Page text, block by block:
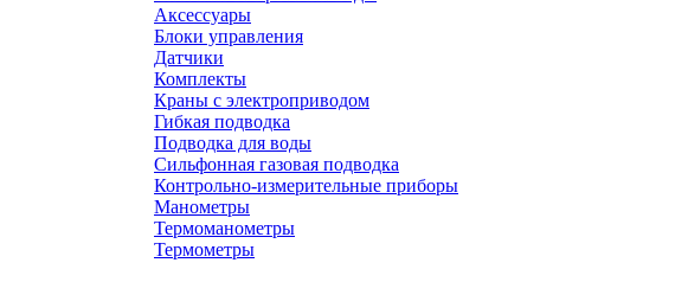
Аксессуары
Блоки управления
Датчики
Комплекты
Краны с электроприводом
Гибкая подводка
Подводка для воды
Сильфонная газовая подводка
Контрольно-измерительные приборы
Манометры
Термоманометры
Термометры